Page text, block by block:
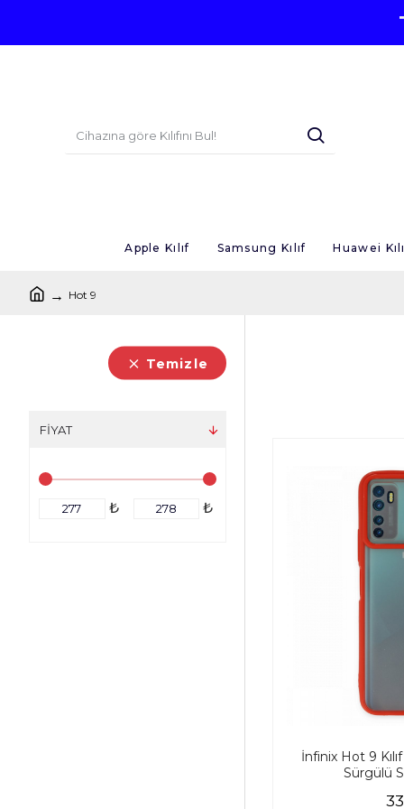
Apple Kılıf Samsung Kılıf Huawei
Hot 9
Temizle
FIYAT
₺ ₺
İnfinix Hot 9
Sürgülü